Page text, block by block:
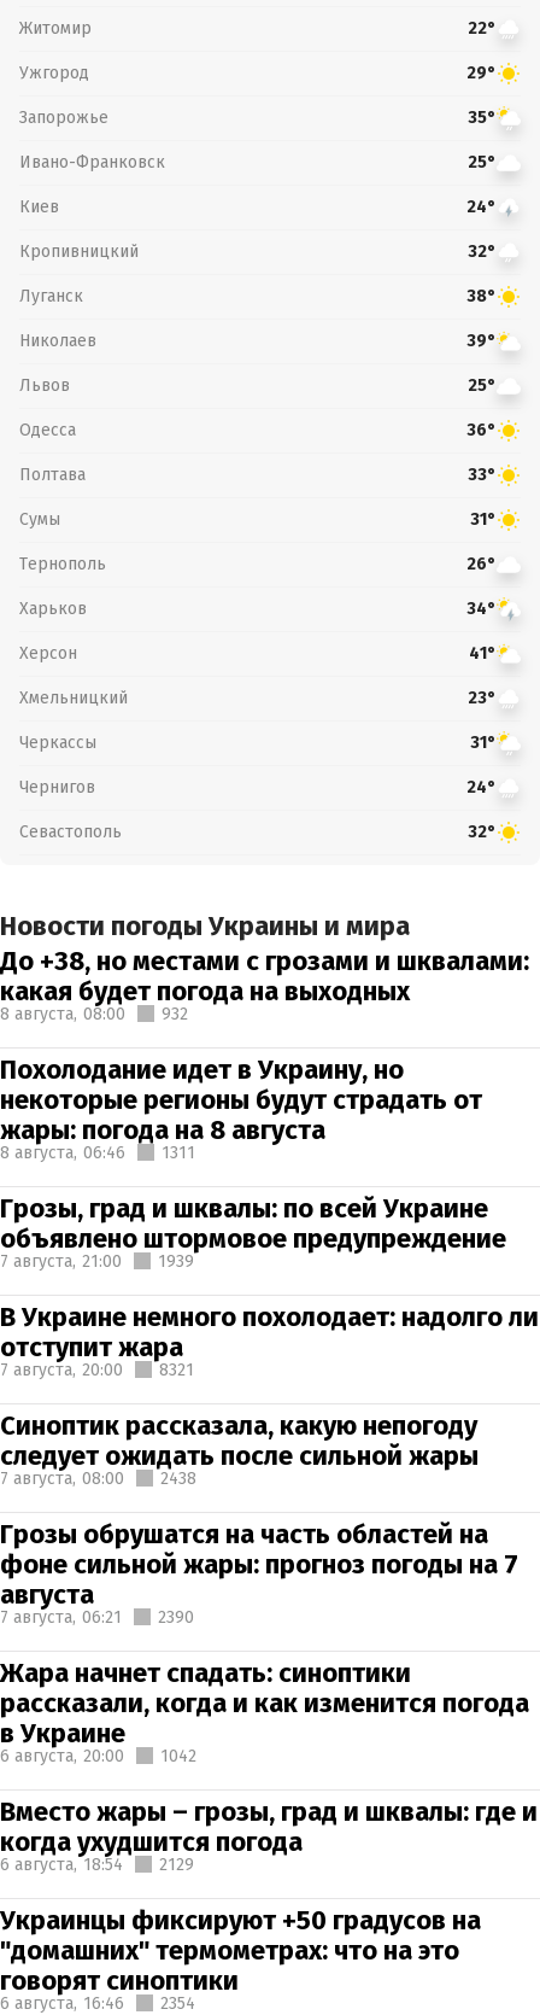
Житомир 22°
Ужгород 29°
Запорожье 35°
Ивано-Франковск 25°
Киев 24°
Кропивницкий 32°
Луганск 38°
Николаев 39°
Львов 25°
Одесса 36°
Полтава 33°
Сумы 31°
Тернополь 26°
Харьков 34°
Херсон 41°
Хмельницкий 23°
Черкассы 31°
Чернигов 24°
Севастополь 32°
Новости погоды Украины и мира
До +38, но местами с грозами и шквалами:
какая будет погода на выходных
8 августа, 08:00 932
Похолодание идет в Украину, но
некоторые регионы будут страдать от
жары: погода на 8 августа
8 августа, 06:46 1311
Грозы, град и шквалы: по всей Украине
объявлено штормовое предупреждение
7 августа, 21:00 1939
В Украине немного похолодает: надолго ли
отступит жара
7 августа, 20:00 8321
Синоптик рассказала, какую непогоду
следует ожидать после сильной жары
7 августа, 08:00 2438
Грозы обрушатся на часть областей на
фоне сильной жары: прогноз погоды на 7
августа
7 августа, 06:21 2390
Жара начнет спадать: синоптики
рассказали, когда и как изменится погода
в Украине
6 августа, 20:00 1042
Вместо жары – грозы, град и шквалы: где и
когда ухудшится погода
6 августа, 18:54 2129
Украинцы фиксируют +50 градусов на
"домашних" термометрах: что на это
говорят синоптики
6 августа, 16:46 2354